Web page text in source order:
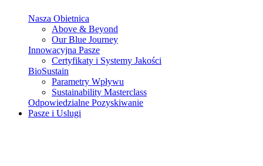
Nasza Obietnica
Above & Beyond
Our Blue Journey
Innowacyjna Pasze
Certyfikaty i Systemy Jakości
BioSustain
Parametry Wpływu
Sustainability Masterclass
Odpowiedzialne Pozyskiwanie
Pasze i Uslugi